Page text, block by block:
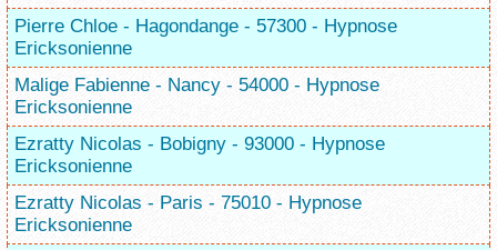
Pierre Chloe - Hagondange - 57300 - Hypnose
Ericksonienne
Malige Fabienne - Nancy - 54000 - Hypnose
Ericksonienne
Ezratty Nicolas - Bobigny - 93000 - Hypnose
Ericksonienne
Ezratty Nicolas - Paris - 75010 - Hypnose
Ericksonienne